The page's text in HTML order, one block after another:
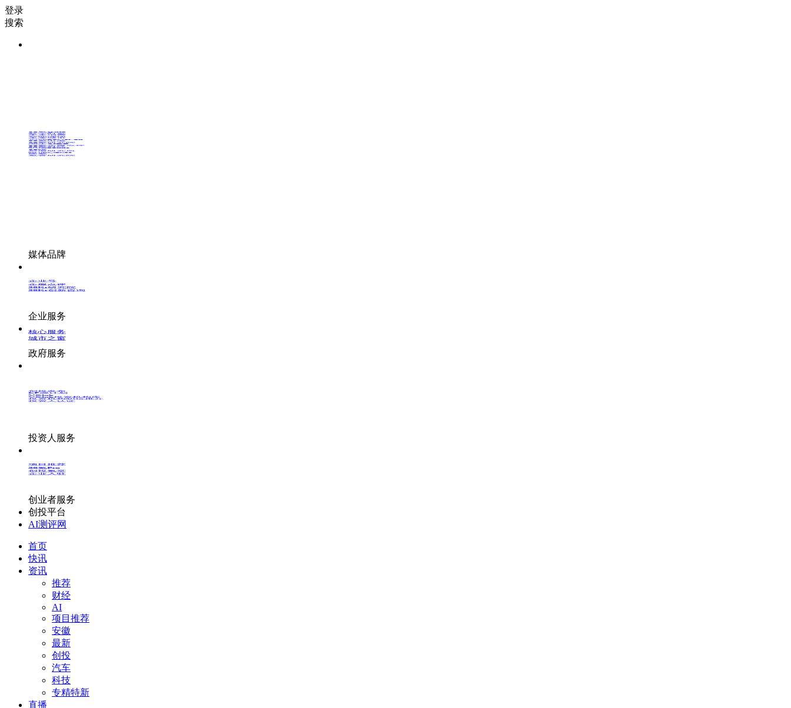
登录
搜索
36氪Auto
未来消费
未来城市
36氪出海
硬氪
媒体品牌
企业号
企服点评
36Kr研究院
36Kr创新咨询
企业服务
核心服务
城市之窗
政府服务
创投发布
LP源计划
VClub
VClub投资机构库
投资机构职位推介
投资人认证
投资人服务
项目推荐
36氪Pro
创投氪堂
企业入驻
创业者服务
创投平台
AI测评网
首页
快讯
资讯
推荐
财经
AI
项目推荐
安徽
最新
创投
汽车
科技
专精特新
直播